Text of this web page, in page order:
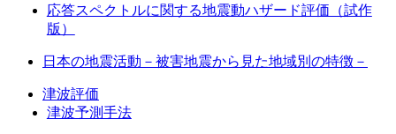
応答スペクトルに関する地震動ハザード評価（試作
版）
日本の地震活動－被害地震から見た地域別の特徴－
津波評価
津波予測手法